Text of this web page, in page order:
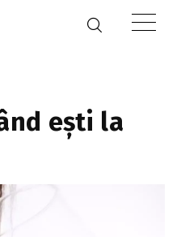
ești la